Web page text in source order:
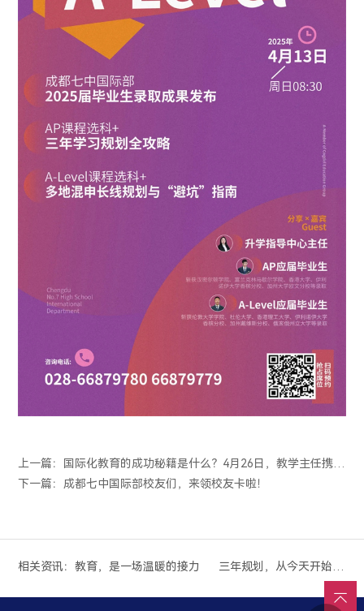
下一篇：成都七中国际部校友们，来领校友卡啦！
相关资讯：
热爱作序，成长为章：我们的社团“进化论” 教育，是一场温暖的接力